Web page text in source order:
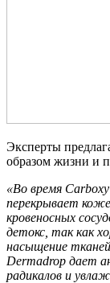
Эксперты
образом жизни и
«Во время
перекрывает
кровеносных
детокс, так как
насыщение
Dermadrop дает
радикалов и